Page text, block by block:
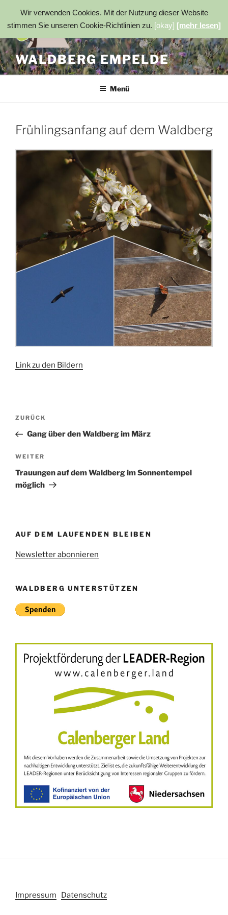
springen
WALDBERG EMPELDE
Menü
Frühlingsanfang auf dem Waldberg
Link zu den Bildern
Beitragsnavigation
Vorheriger
Beitrag
ZURÜCK
Gang über den Waldberg im März
Nächster
Beitrag
WEITER
Trauungen auf dem Waldberg im Sonnentempel
möglich
AUF DEM LAUFENDEN BLEIBEN
Newsletter abonnieren
WALDBERG UNTERSTÜTZEN
Impressum Datenschutz
Wir verwenden Cookies. Mit der Nutzung dieser Website
stimmen Sie unseren Cookie-Richtlinien zu. [okay] [mehr lesen]